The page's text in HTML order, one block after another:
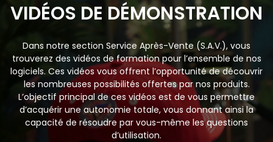
VIDÉOS DE DÉMONSTRATION
Dans notre section Service Après-Vente (S.A.V.), vous
trouverez des vidéos de formation pour l’ensemble de nos
logiciels. Ces vidéos vous offrent l’opportunité de découvrir
les nombreuses possibilités offertes par nos produits.
L’objectif principal de ces vidéos est de vous permettre
d’acquérir une autonomie totale, vous donnant ainsi la
capacité de résoudre par vous-même les questions
d’utilisation.